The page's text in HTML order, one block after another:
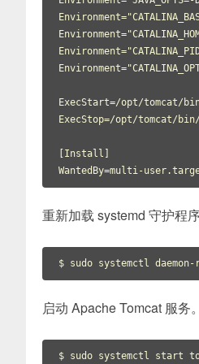
ExecStart=/opt/tomcat/
ExecStop=/opt/tomcat/
[Install]
WantedBy=multi-
重新加载 systemd 守护程
启动 Apache Tomcat 服务。